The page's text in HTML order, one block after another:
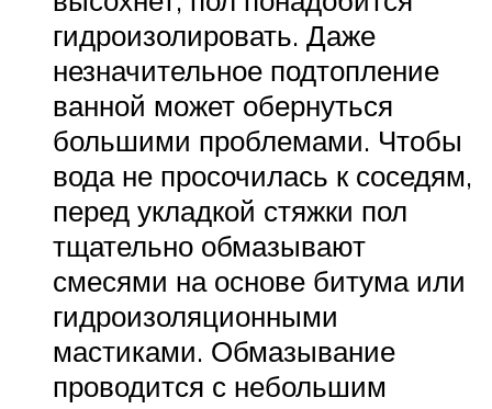
гидроизолировать. Даже
незначительное подтопление
ванной может обернуться
большими проблемами. Чтобы
вода не просочилась к соседям,
перед укладкой стяжки пол
тщательно обмазывают
смесями на основе битума или
гидроизоляционными
мастиками. Обмазывание
проводится с небольшим